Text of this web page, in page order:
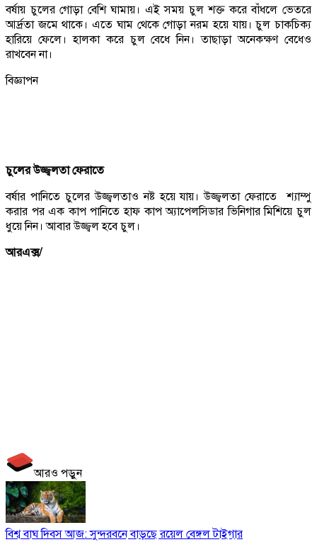
বর্ষায় চুলের গোড়া বেশি ঘামায়। এই সময় চুল শক্ত করে বাঁধলে ভেতরে
আর্দ্রতা জমে থাকে। এতে ঘাম থেকে গোড়া নরম হয়ে যায়। চুল চাকচিক্য
হারিয়ে ফেলে। হালকা করে চুল বেধে নিন। তাছাড়া অনেকক্ষণ বেধেও
রাখবেন না।
বিজ্ঞাপন
চুলের উজ্জ্বলতা ফেরাতে
বর্ষার পানিতে চুলের উজ্জ্বলতাও নষ্ট হয়ে যায়। উজ্জ্বলতা ফেরাতে শ্যাম্পু
করার পর এক কাপ পানিতে হাফ কাপ অ্যাপেলসিডার ভিনিগার মিশিয়ে চুল
ধুয়ে নিন। আবার উজ্জ্বল হবে চুল।
আরএক্স/
আরও পড়ুন
বিশ্ব বাঘ দিবস আজ: সুন্দরবনে বাড়ছে রয়েল বেঙ্গল টাইগার